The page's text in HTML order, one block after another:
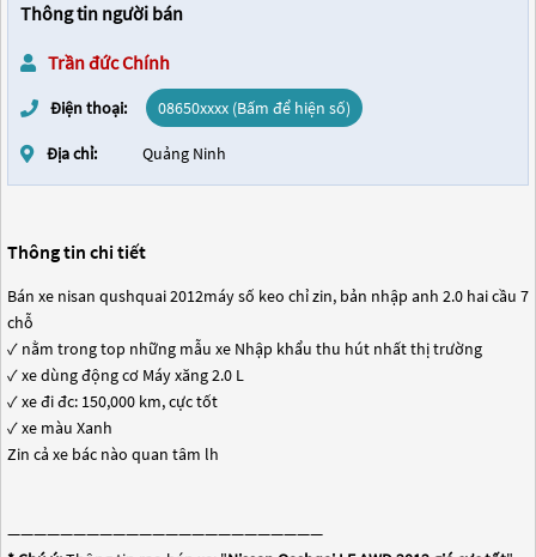
Thông tin người bán
Trần đức Chính
Điện thoại: 08650xxxx (Bấm để hiện số)
Địa chỉ: Quảng Ninh
Thông tin chi tiết
Bán xe nisan qushquai 2012máy số keo chỉ zin, bản nhập anh 2.0 hai cầu 7
chỗ
✓ nằm trong top những mẫu xe Nhập khẩu thu hút nhất thị trường
✓ xe dùng động cơ Máy xăng 2.0 L
✓ xe đi đc: 150,000 km, cực tốt
✓ xe màu Xanh
Zin cả xe bác nào quan tâm lh
————————————————————————